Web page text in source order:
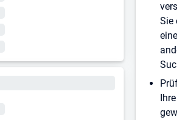
Sie
Ihre